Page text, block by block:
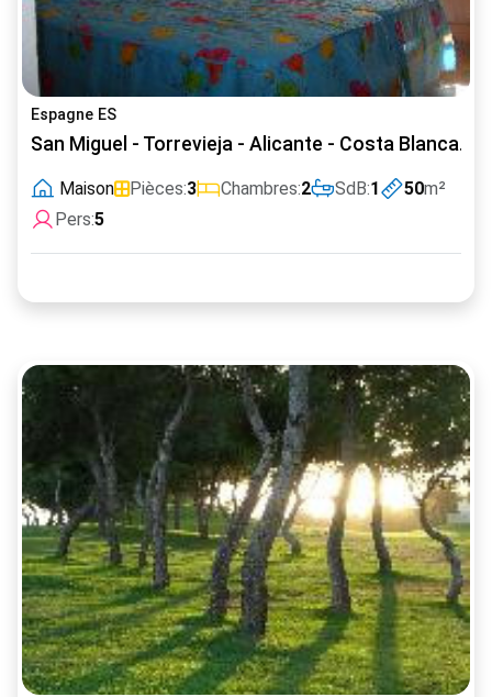
Espagne ES
San Miguel - Torrevieja - Alicante - Costa Blanca.
Maison Pièces:3 Chambres:2 SdB:1 50m²
Pers:5